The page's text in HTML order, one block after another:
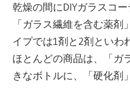
乾燥の間にDIYガラスコ
「ガラス繊維を含む薬
イプでは1剤と2剤といわ
ほとんどの商品は、「ガ
きなボトルに、「硬化剤